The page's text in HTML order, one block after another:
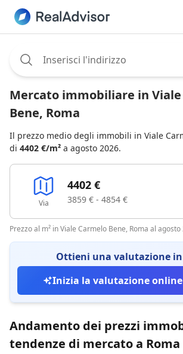
Mercato immobiliare in
Bene, Roma
Il prezzo medio degli immobili in Viale
di 4402 €/m² a agosto 2026.
Via
4402 €
3859 € - 4854 €
Prezzo al m² in Viale Carmelo Bene, Roma al agosto
Ottieni una valutazione
Inizia la valutazione
Andamento dei prezzi
tendenze di mercato a Roma